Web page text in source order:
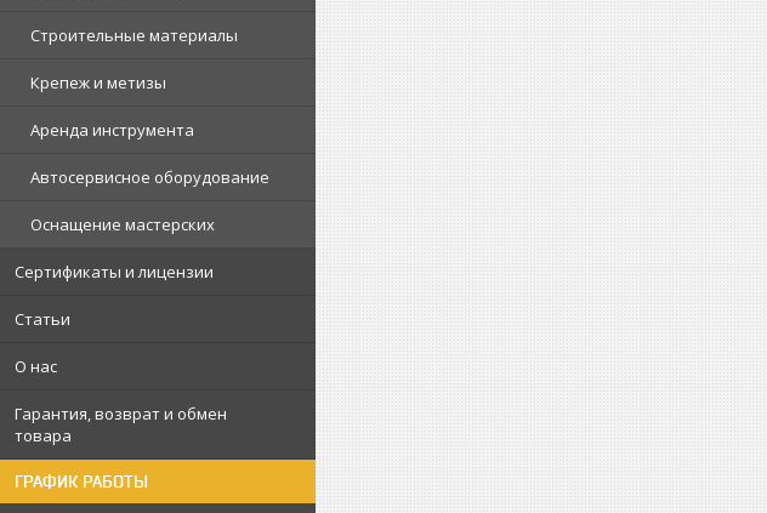
Строительные материалы
Крепеж и метизы
Аренда инструмента
Автосервисное оборудование
Оснащение мастерских
Сертификаты и лицензии
Статьи
О нас
Гарантия, возврат и обмен
товара
ГРАФИК РАБОТЫ